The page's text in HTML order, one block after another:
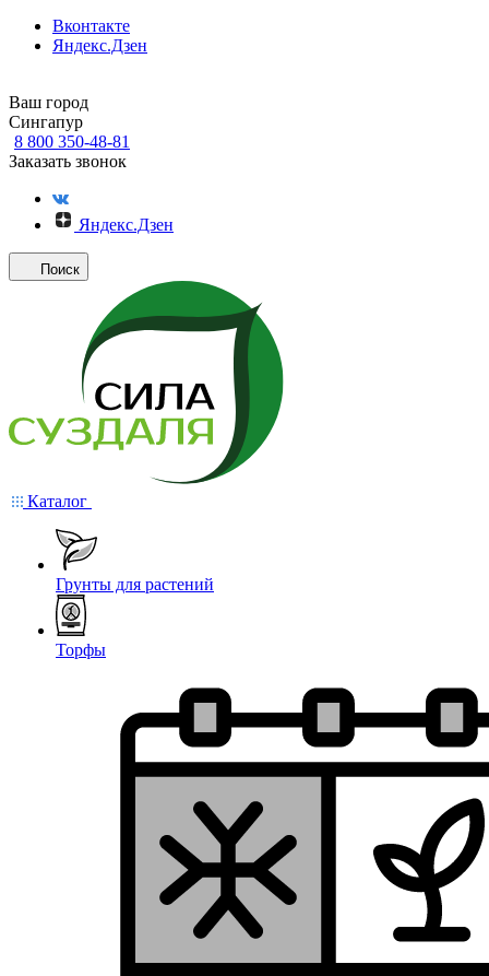
Вконтакте
Яндекс.Дзен
Ваш город
Сингапур
8 800 350-48-81
Заказать звонок
Яндекс.Дзен
Поиск
Каталог
Грунты для растений
Торфы